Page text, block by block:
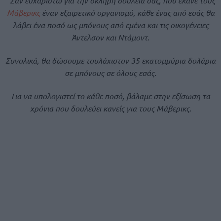
Μάβερικςέναν εξαιρετικό οργανισμό, κάθε ένας από εσάς θα
λάβει ένα ποσό ως μπόνους από εμένα και τις οικογένειες
Άντελσον και Ντάμοντ.
Συνολικά, θα δώσουμε τουλάχιστον 35 εκατομμύρια δολάρια
σε μπόνους σε όλους εσάς.
Για να υπολογιστεί το κάθε ποσό, βάλαμε στην εξίσωση τα
χρόνια που δουλεύει κανείς για τους Μάβερικς.